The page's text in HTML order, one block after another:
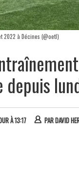
2022 à Décines (@oetl)
depuis
À 13:17 PARDAVID